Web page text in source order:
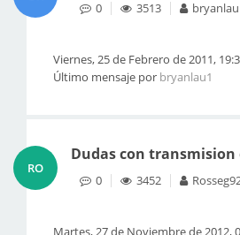
0 3513
Viernes, 25 de Febrero de 2011,
Último mensaje por bryanlau1
RO
Dudas con transmision
0 3452
Martes, 27 de Noviembre de 2012,